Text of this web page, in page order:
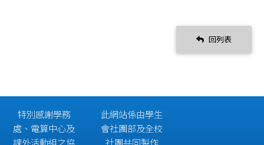
回列表
特別感謝學務
處、電算中心及
此網站係由學生
會社團部及全校